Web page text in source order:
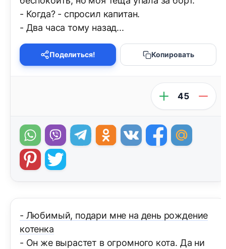
- Когда? - спросил капитан.
- Два часа тому назад...
Поделиться! Копировать
45
- Любимый, подари мне на день рождение
котенка
- Он же вырастет в огромного кота. Да ни